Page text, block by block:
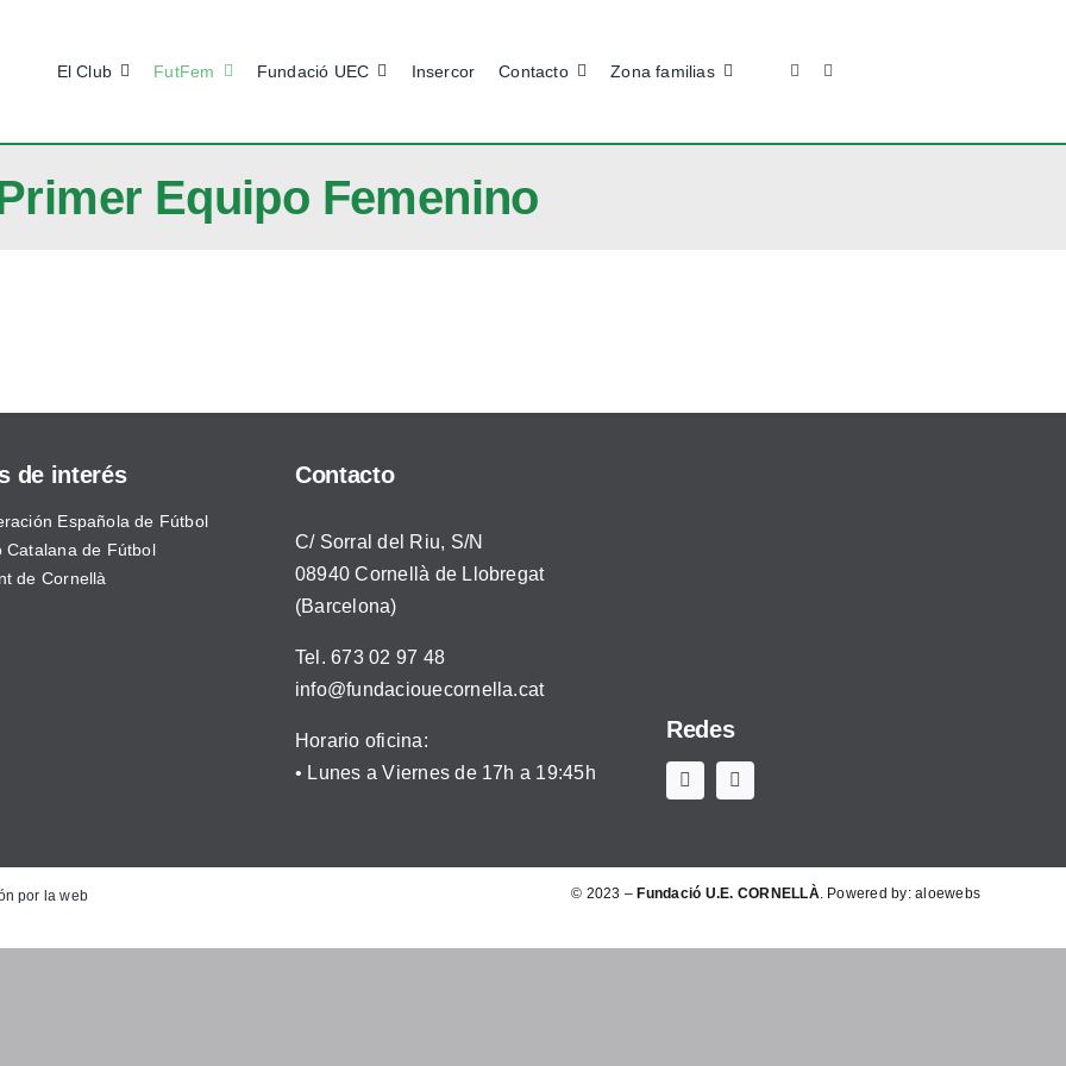
El Club FutFem Fundació UEC Insercor Contacto Zona familias
Equipo Femenino
de interés
Española de Fútbol
Catalana de Fútbol
de Cornellà
Contacto
C/ Sorral del Riu, S/N
08940 Cornellà de Llobregat
(Barcelona)
Tel. 673 02 97 48
info@fundaciouecornella.cat
Horario oficina:
• Lunes a Viernes de 17h a 19:45h
Redes
por la web © 2023 –Fundació U.E. CORNELLÀ . Powered by:aloewebs